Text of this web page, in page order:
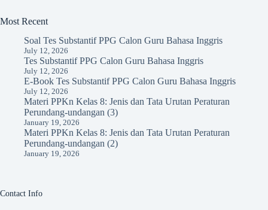
Most Recent
Soal Tes Substantif PPG Calon Guru Bahasa Inggris
July 12, 2026
Tes Substantif PPG Calon Guru Bahasa Inggris
July 12, 2026
E-Book Tes Substantif PPG Calon Guru Bahasa Inggris
July 12, 2026
Materi PPKn Kelas 8: Jenis dan Tata Urutan Peraturan
Perundang-undangan (3)
January 19, 2026
Materi PPKn Kelas 8: Jenis dan Tata Urutan Peraturan
Perundang-undangan (2)
January 19, 2026
Contact Info